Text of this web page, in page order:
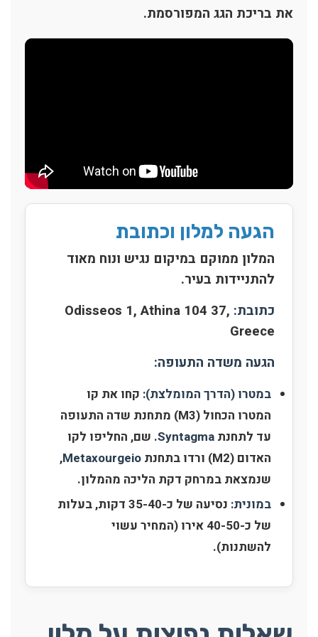
את בריכת הגג המפורסמת.
הגעה למלון וכתובת
המלון ממוקם במיקום נגיש ונוח מאוד
להתניידות בעיר.
כתובת: Odisseos 1, Athina 104 37,
Greece
הגעה משדה התעופה:
במטרו (הדרך המומלצת): קחו את קו
המטרו הכחול (M3) מתחנת שדה התעופה
עד לתחנת Syntagma. שם, החליפו לקו
האדום (M2) ורדו בתחנת
Metaxourgeio
,
שנמצאת במרחק דקת הליכה מהמלון.
במונית:
נסיעה של כ-35-40 דקות, בעלות
של כ-40-50 אירו (המחיר עשוי
להשתנות).